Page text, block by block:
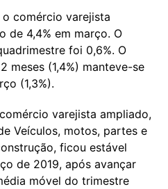
comércio varejista
de 4,4% em março. O
foi 0,6%. O
meses (1,4%) manteve-se
(1,3%).
varejista ampliado,
Veículos, motos, partes e
ficou estável
de 2019, após avançar
móvel do trimestre